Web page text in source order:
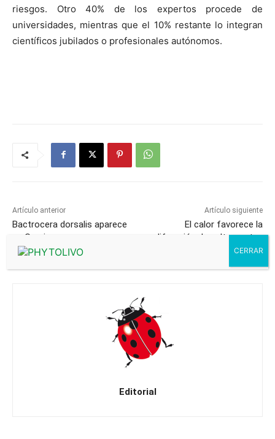
riesgos. Otro 40% de los expertos procede de
universidades, mientras que el 10% restante lo integran
científicos jubilados o profesionales autónomos.
Artículo anterior
Bactrocera dorsalis aparece
en Grecia
Artículo siguiente
El calor favorece la
proliferación de saltamontes
en Requena
Editorial